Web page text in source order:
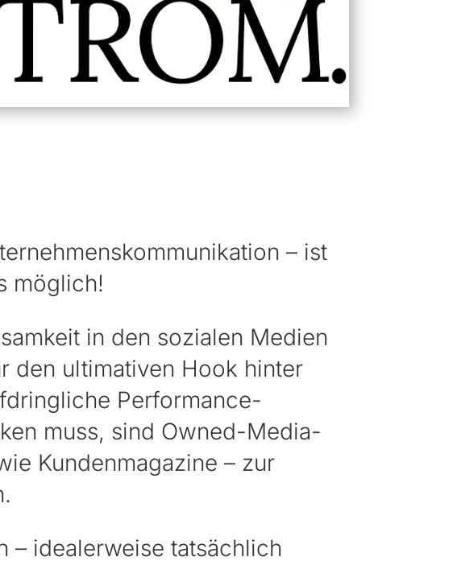
– ist
möglich!
in den sozialen Medien
den ultimativen Hook hinter
Performance-
muss, sind Owned-Media-
Kundenmagazine – zur
– idealerweise tatsächlich